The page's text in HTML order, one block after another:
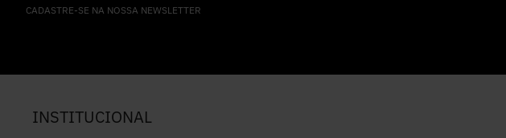
CADASTRE-SE NA NOSSA NEWSLETTER
INSTITUCIONAL